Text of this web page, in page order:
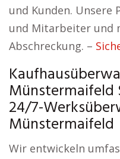
und Kunden. Unsere
und Mitarbeiter und
Abschreckung. –
Münstermaifeld
24/7-
Münstermaifeld
Wir entwickeln